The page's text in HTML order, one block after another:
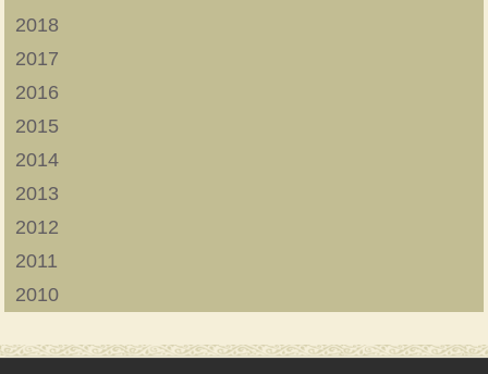
2018
2017
2016
2015
2014
2013
2012
2011
2010